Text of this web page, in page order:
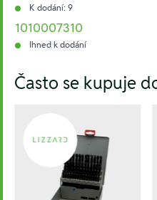
K dodání: 9
1010007310
Ihned k dodání
Často se kupuje